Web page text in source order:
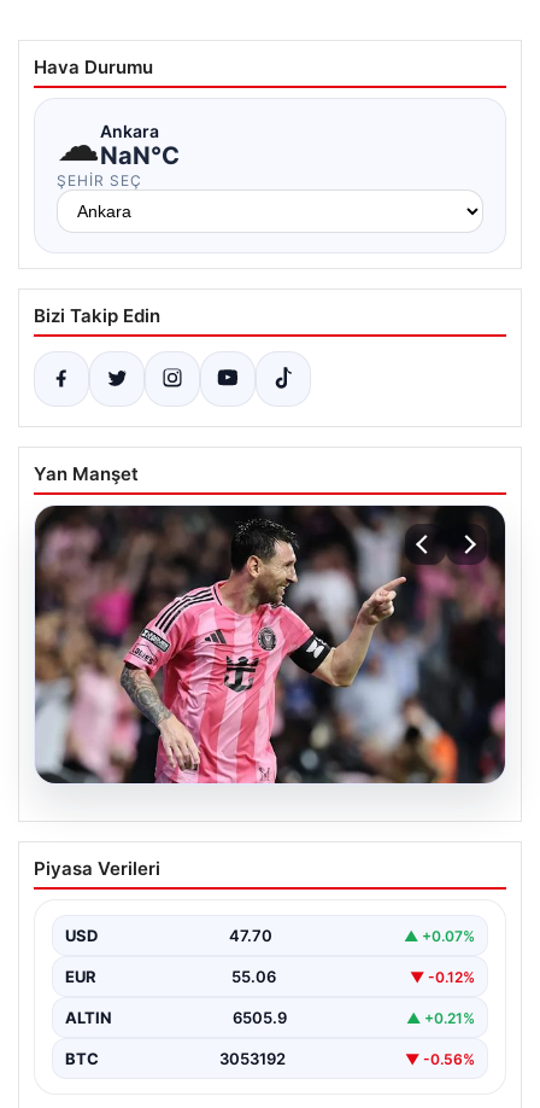
Hava Durumu
☁Ankara
NaN°C
ŞEHIR SEÇ
Bizi Takip Edin
Yan Manşet
06.08.2026
Dünya Kupası sonrası da durmuyor!
Messi yapacağını yaptı
Piyasa Verileri
USD 47.70 ▲ +0.07%
EUR 55.06 ▼ -0.12%
ALTIN 6505.9 ▲ +0.21%
BTC 3053192 ▼ -0.56%